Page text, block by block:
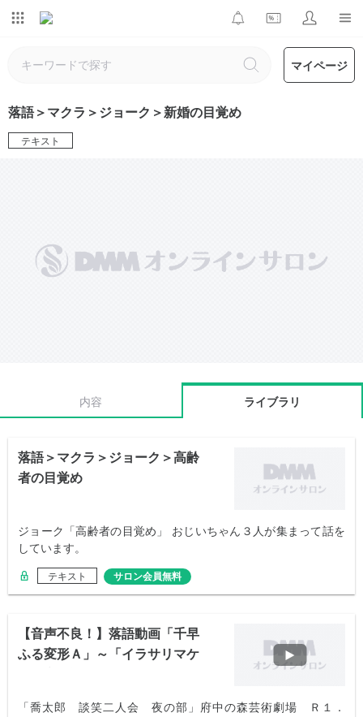
マイページ
落語＞マクラ＞ジョーク＞新婚の目覚め
テキスト
内容 ライブラリ
落語＞マクラ＞ジョーク＞高齢
者の目覚め
ジョーク「高齢者の目覚め」 おじいちゃん３人が集まって話を
しています。
テキスト サロン会員無料
【音声不良！】落語動画「千早
ふる変形Ａ」～「イラサリマケ
「喬太郎 談笑二人会 夜の部」府中の森芸術劇場 Ｒ１．